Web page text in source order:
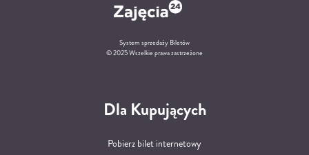
System sprzedaży Biletów
© 2025 Wszelkie prawa zastrzeżone
Dla Kupujących
Pobierz bilet internetowy